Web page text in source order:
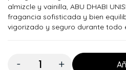
almizcle y vainilla, ABU DHABI
fragancia sofisticada y bien
vigorizado y seguro durante todo
Cantidad: